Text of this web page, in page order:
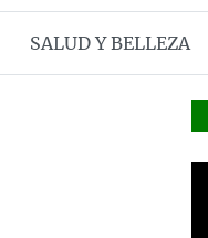
SALUD Y BELLEZA